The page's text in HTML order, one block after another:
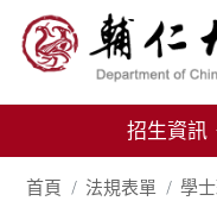
招生資訊
首頁 法規表單 學